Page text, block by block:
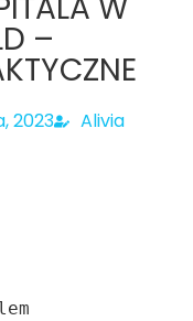
–
2023 Alivia